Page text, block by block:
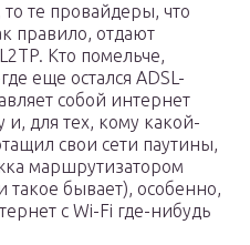
те провайдеры, что
правило, отдают
Кто помельче,
еще остался ADSL-
собой интернет
для тех, кому какой-
свои сети паутины,
маршрутизатором
такое бывает), особенно,
с Wi-Fi где-нибудь